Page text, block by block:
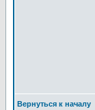
Вернуться к началу